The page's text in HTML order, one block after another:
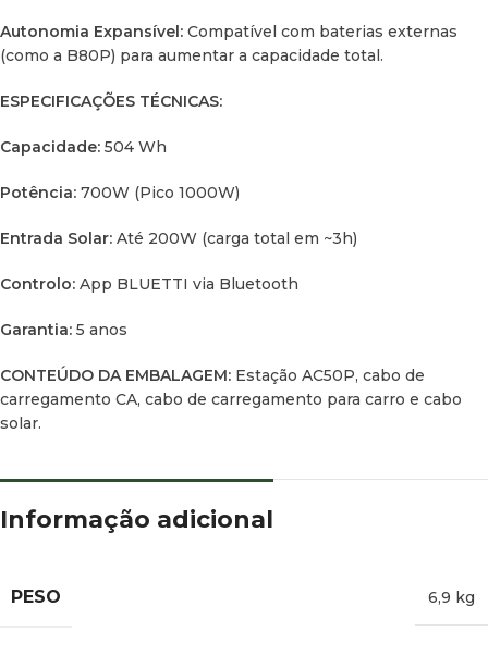
Autonomia Expansível: Compatível com baterias externas
(como a B80P) para aumentar a capacidade total.
ESPECIFICAÇÕES TÉCNICAS:
Capacidade: 504 Wh
Potência: 700W (Pico 1000W)
Entrada Solar: Até 200W (carga total em ~3h)
Controlo: App BLUETTI via Bluetooth
Garantia: 5 anos
CONTEÚDO DA EMBALAGEM: Estação AC50P, cabo de
carregamento CA, cabo de carregamento para carro e cabo
solar.
Informação adicional
PESO 6,9 kg